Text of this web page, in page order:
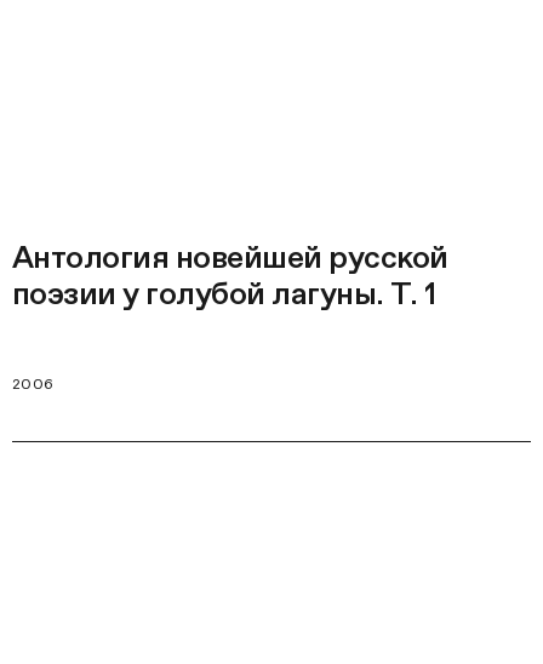
Антология новейшей русской
поэзии у голубой лагуны. Т. 1
2006